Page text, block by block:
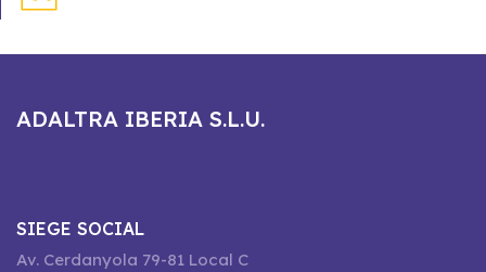
ADALTRA IBERIA S.L.U.
SIEGE SOCIAL
Av. Cerdanyola 79-81 Local C